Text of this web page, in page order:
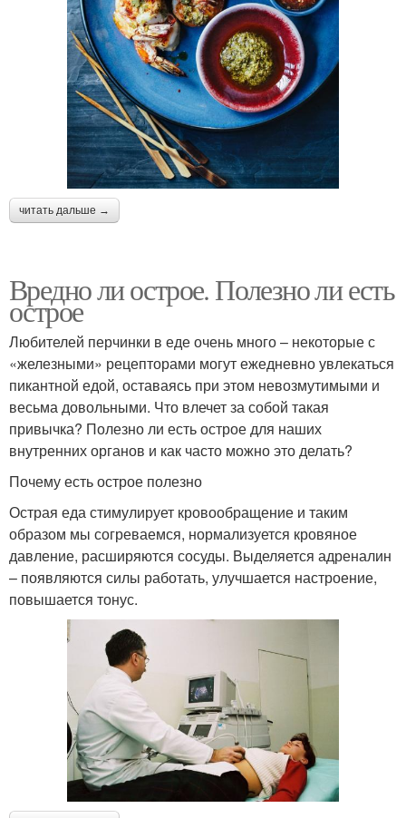
читать дальше →
Вредно ли острое. Полезно ли есть
острое
Любителей перчинки в еде очень много – некоторые с
«железными» рецепторами могут ежедневно увлекаться
пикантной едой, оставаясь при этом невозмутимыми и
весьма довольными. Что влечет за собой такая
привычка? Полезно ли есть острое для наших
внутренних органов и как часто можно это делать?
Почему есть острое полезно
Острая еда стимулирует кровообращение и таким
образом мы согреваемся, нормализуется кровяное
давление, расширяются сосуды. Выделяется адреналин
– появляются силы работать, улучшается настроение,
повышается тонус.